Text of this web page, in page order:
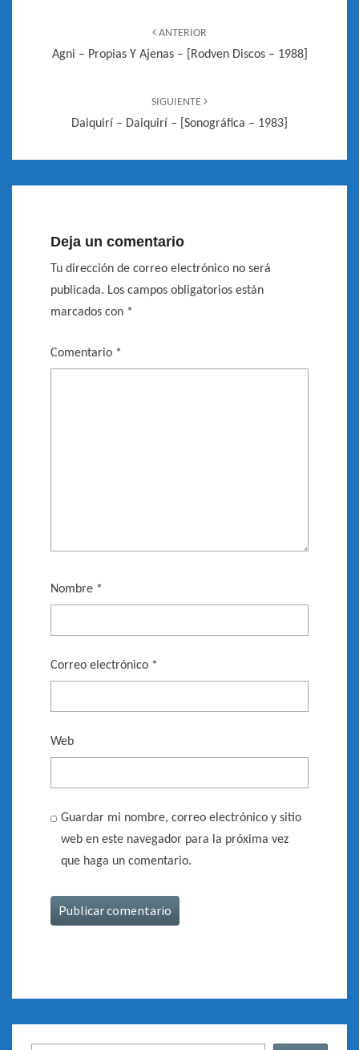
entradas
ANTERIOR
Agni – Propias Y Ajenas – [Rodven Discos – 1988]
SIGUIENTE
Daiquirí – Daiquirí – [Sonográfica – 1983]
Deja un comentario
Tu dirección de correo electrónico no será
publicada. Los campos obligatorios están
marcados con *
Comentario *
Nombre *
Correo electrónico *
Web
Guardar mi nombre, correo electrónico y sitio
web en este navegador para la próxima vez
que haga un comentario.